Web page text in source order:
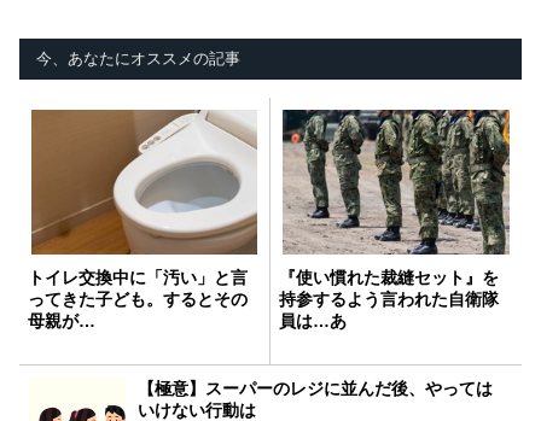
今、あなたにオススメの記事
トイレ交換中に「汚い」と言
ってきた子ども。するとその
母親が…
『使い慣れた裁縫セット』を
持参するよう言われた自衛隊
員は…あ
【極意】スーパーのレジに並んだ後、やっては
いけない行動は